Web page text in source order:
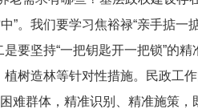
”。我们要学习焦裕禄“亲手掂一
要坚持“一把钥匙开一把锁”的
树造林等针对性措施。民政工
难群体，精准识别、精准施策，